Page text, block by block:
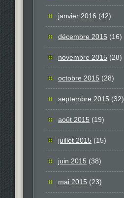
janvier 2016 (42)
décembre 2015 (16)
novembre 2015 (28)
octobre 2015 (28)
septembre 2015 (32)
août 2015 (19)
juillet 2015 (15)
juin 2015 (38)
mai 2015 (23)